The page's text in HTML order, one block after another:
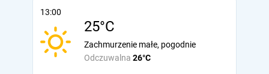
13:00
25°C
Odczuwalna 26°C
Zachmurzenie małe, pogodnie